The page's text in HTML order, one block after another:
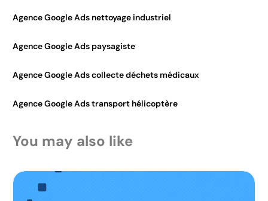
Agence Google Ads nettoyage industriel
Agence Google Ads paysagiste
Agence Google Ads collecte déchets médicaux
Agence Google Ads transport hélicoptère
You may also like